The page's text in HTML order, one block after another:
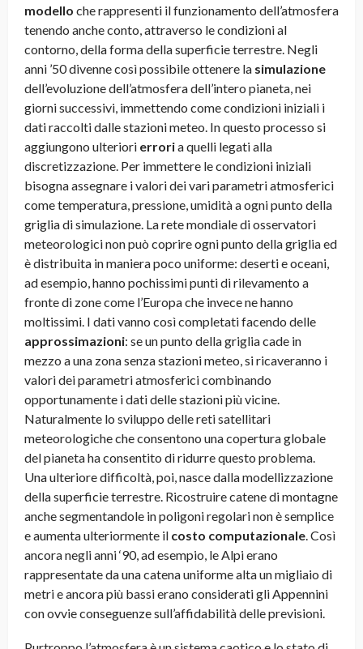
modello che rappresenti il funzionamento dell’atmosfera
tenendo anche conto, attraverso le condizioni al
contorno, della forma della superficie terrestre. Negli
anni ’50 divenne così possibile ottenere la simulazione
dell’evoluzione dell’atmosfera dell’intero pianeta, nei
giorni successivi, immettendo come condizioni iniziali i
dati raccolti dalle stazioni meteo. In questo processo si
aggiungono ulteriori erroria quelli legati alla
discretizzazione. Per immettere le condizioni iniziali
bisogna assegnare i valori dei vari parametri atmosferici
come temperatura, pressione, umidità a ogni punto della
griglia di simulazione. La rete mondiale di osservatori
meteorologici non può coprire ogni punto della griglia ed
è distribuita in maniera poco uniforme: deserti e oceani,
ad esempio, hanno pochissimi punti di rilevamento a
fronte di zone come l’Europa che invece ne hanno
moltissimi. I dati vanno così completati facendo delle
approssimazioni: se un punto della griglia cade in
mezzo a una zona senza stazioni meteo, si ricaveranno i
valori dei parametri atmosferici combinando
opportunamente i dati delle stazioni più vicine.
Naturalmente lo sviluppo delle reti satellitari
meteorologiche che consentono una copertura globale
del pianeta ha consentito di ridurre questo problema.
Una ulteriore difficoltà, poi, nasce dalla modellizzazione
della superficie terrestre. Ricostruire catene di montagne
anche segmentandole in poligoni regolari non è semplice
e aumenta ulteriormente il costo computazionale. Così
ancora negli anni ‘90, ad esempio, le Alpi erano
rappresentate da una catena uniforme alta un migliaio di
metri e ancora più bassi erano considerati gli Appennini
con ovvie conseguenze sull’affidabilità delle previsioni.